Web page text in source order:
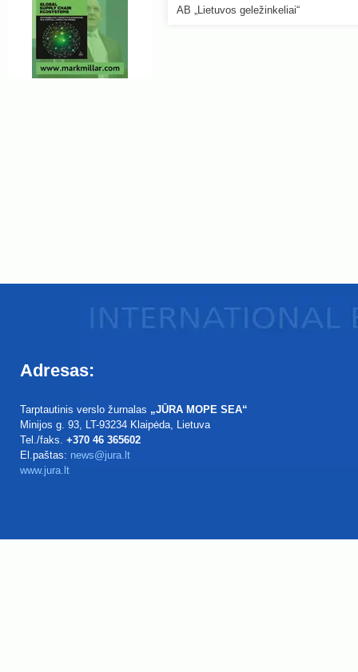
AB „Lietuvos geležinkeliai“
Adresas:
Tarptautinis verslo žurnalas „JŪRA MOPE SEA“
Minijos g. 93, LT-93234 Klaipėda, Lietuva
Tel./faks. +370 46 365602
El.paštas: news@jura.lt
www.jura.lt